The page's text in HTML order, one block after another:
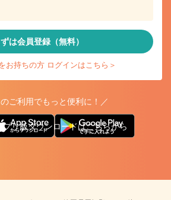
は会員登録（無料）
お持ちの方 ログインはこちら＞
ご利用でもっと便利に！／
プリ版ダウンロードはこちらから